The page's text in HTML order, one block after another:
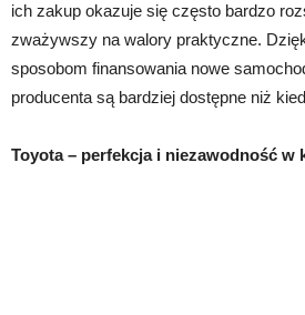
ich zakup okazuje się często bardzo
zważywszy na walory praktyczne.
sposobom finansowania nowe
producenta są bardziej dostępne niż
Toyota – perfekcja i niezawodność w